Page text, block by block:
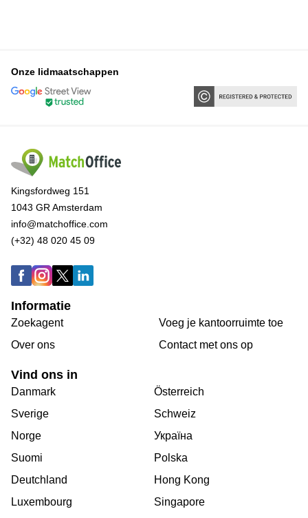
Onze lidmaatschappen
Kingsfordweg 151
1043 GR Amsterdam
info@matchoffice.com
(+32) 48 020 45 09
Informatie
Zoekagent
Over ons
Voeg je kantoorruimte toe
Сontact met ons op
Vind ons in
Danmark
Sverige
Norge
Suomi
Deutchland
Luxembourg
Österreich
Schweiz
Україна
Polska
Hong Kong
Singapore